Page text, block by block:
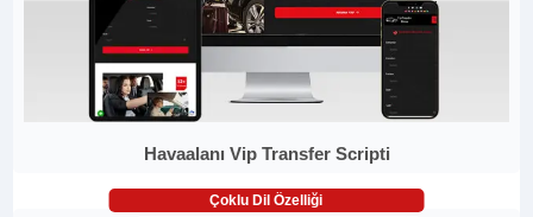
Havaalanı Vip Transfer Scripti
Çoklu Dil Özelliği